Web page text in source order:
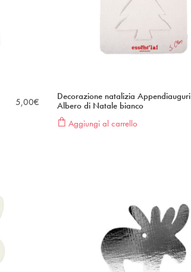
5,00€
Decorazione natalizia Appendiauguri
Albero di Natale bianco
Aggiungi al carrello